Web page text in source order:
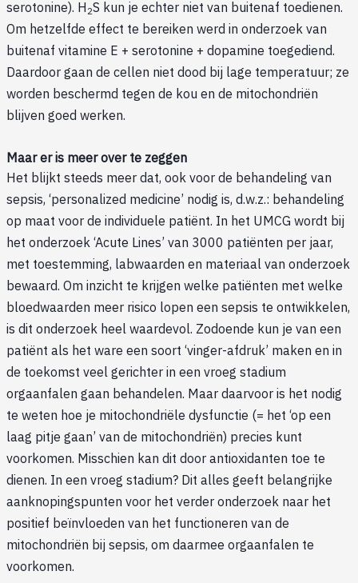
serotonine). H2S kun je echter niet van buitenaf toedienen.
Om hetzelfde effect te bereiken werd in onderzoek van
buitenaf vitamine E + serotonine + dopamine toegediend.
Daardoor gaan de cellen niet dood bij lage temperatuur; ze
worden beschermd tegen de kou en de mitochondriën
blijven goed werken.
Maar er is meer over te zeggen
Het blijkt steeds meer dat, ook voor de behandeling van
sepsis, ‘personalized medicine’ nodig is, d.w.z.: behandeling
op maat voor de individuele patiënt. In het UMCG wordt bij
het onderzoek ‘Acute Lines’ van 3000 patiënten per jaar,
met toestemming, labwaarden en materiaal van onderzoek
bewaard. Om inzicht te krijgen welke patiënten met welke
bloedwaarden meer risico lopen een sepsis te ontwikkelen,
is dit onderzoek heel waardevol. Zodoende kun je van een
patiënt als het ware een soort ‘vinger-afdruk’ maken en in
de toekomst veel gerichter in een vroeg stadium
orgaanfalen gaan behandelen. Maar daarvoor is het nodig
te weten hoe je mitochondriële dysfunctie (= het ‘op een
laag pitje gaan’ van de mitochondriën) precies kunt
voorkomen. Misschien kan dit door antioxidanten toe te
dienen. In een vroeg stadium? Dit alles geeft belangrijke
aanknopingspunten voor het verder onderzoek naar het
positief beïnvloeden van het functioneren van de
mitochondriën bij sepsis, om daarmee orgaanfalen te
voorkomen.